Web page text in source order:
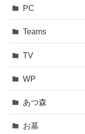
PC
Teams
TV
WP
あつ森
お墓